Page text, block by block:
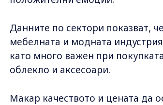
Данните по сектори показват,
мебелната и модната
като много важен при
облекло и аксесоари.
Макар качеството и цената да